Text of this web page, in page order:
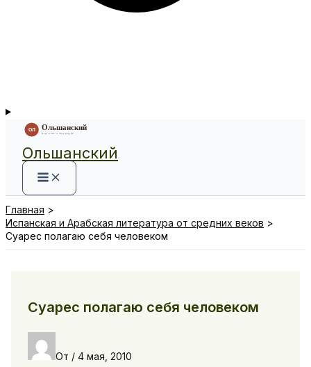
Ольшанский
Главная
Испанская и Арабская литература от средних веков
Суарес полагаю себя человеком
Суарес полагаю себя человеком
От / 4 мая, 2010